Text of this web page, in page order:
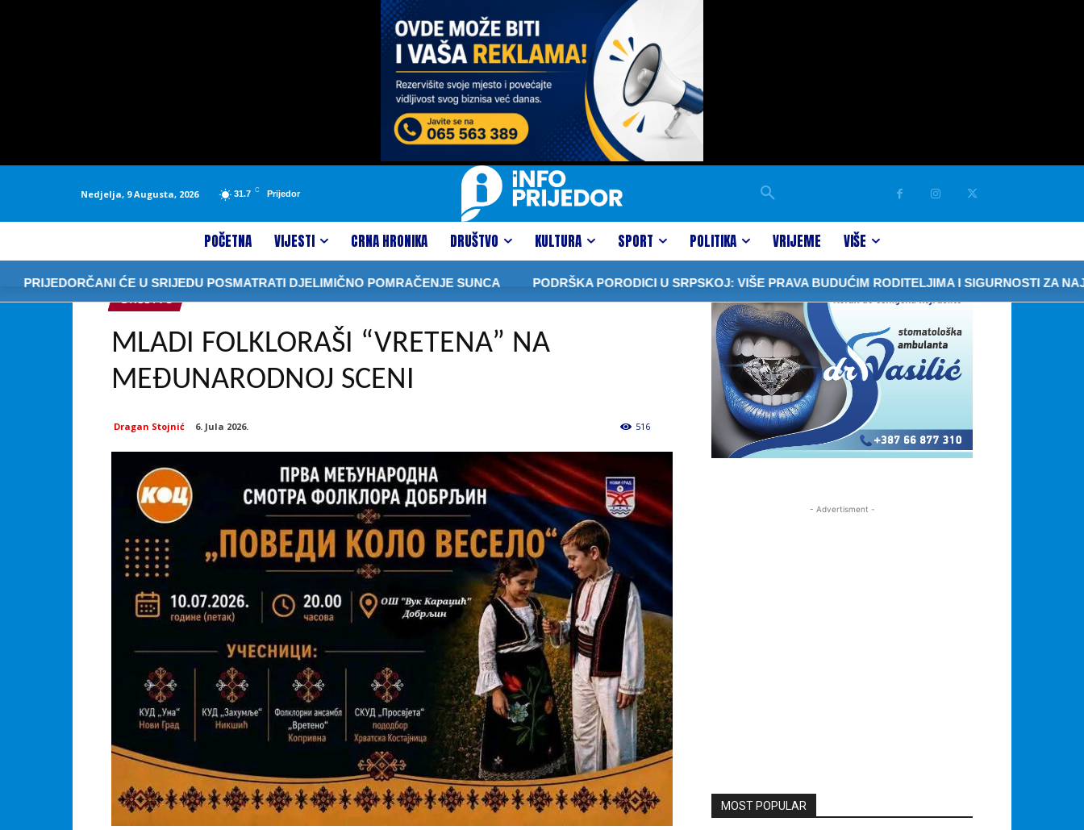
Nedjelja, 9 Augusta, 2026 31.7 C Prijedor
POČETNA VIJESTI CRNA HRONIKA DRUŠTVO KULTURA SPORT POLITIKA VRIJEME VIŠE
ĆE U SRIJEDU POSMATRATI DJELIMIČNO POMRAČENJE SUNCA PODRŠKA PORODICI U SRPSKOJ: VIŠE PRAVA BUDUĆIM RODITELJIMA I SIGURNOSTI ZA
DRUŠTVO
MLADI FOLKLORAŠI “VRETENA” NA
MEĐUNARODNOJ SCENI
Dragan Stojnić 6. Jula 2026. 516
- Advertisment -
MOST POPULAR